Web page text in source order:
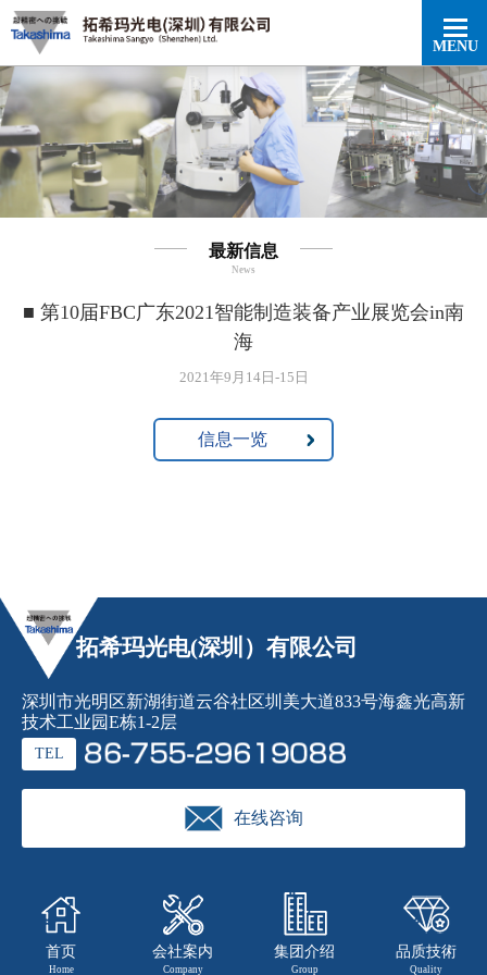
最新信息
News
■ 第10届FBC广东2021智能制造装备产业展览会in南
海
2021年9月14日-15日
信息一览
拓希玛光电(深圳）有限公司
深圳市光明区新湖街道云谷社区圳美大道833号海鑫光高新
技术工业园E栋1-2层
TEL
在线咨询
首页
Home
会社案内
Company
集团介绍
Group
品质技術
Quality